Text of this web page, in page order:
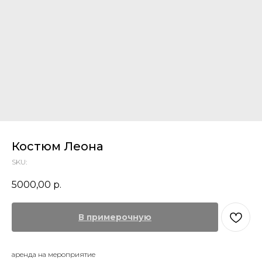
Костюм Леона
SKU:
5000,00 р.
В примерочную
аренда на мероприятие